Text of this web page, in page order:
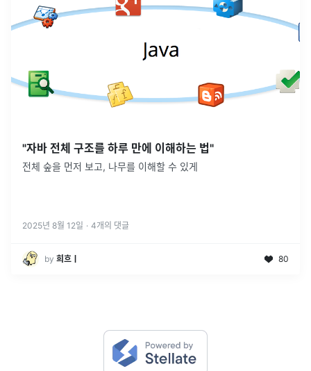
"자바 전체 구조를 하루 만에 이해하는 법"
전체 숲을 먼저 보고, 나무를 이해할 수 있게
2025년 8월 12일 · 4개의 댓글
by 희흐ㅣ 80